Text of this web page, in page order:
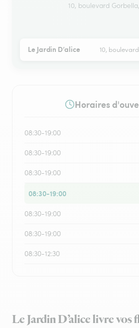
10, boulevard
Le Jardin D’alice 10,
Horaires
08:30-19:00
08:30-19:00
08:30-19:00
08:30-19:00
08:30-19:00
08:30-19:00
08:30-12:30
Le Jardin D’alice livre vos